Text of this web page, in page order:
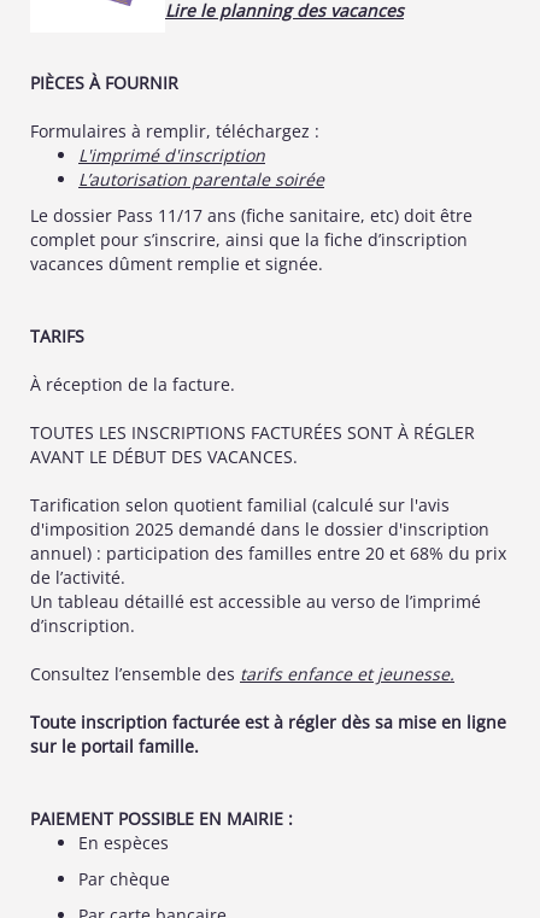
Lire le planning des vacances
PIÈCES À FOURNIR
Formulaires à remplir, téléchargez :
L'imprimé d'inscription
L’autorisation parentale soirée
Le dossier Pass 11/17 ans (fiche sanitaire, etc) doit être
complet pour s’inscrire, ainsi que la fiche d’inscription
vacances dûment remplie et signée.
TARIFS
À réception de la facture.
TOUTES LES INSCRIPTIONS FACTURÉES SONT À RÉGLER
AVANT LE DÉBUT DES VACANCES.
Tarification selon quotient familial (calculé sur l'avis
d'imposition 2025 demandé dans le dossier d'inscription
annuel) : participation des familles entre 20 et 68% du prix
de l’activité.
Un tableau détaillé est accessible au verso de l’imprimé
d’inscription.
Consultez l’ensemble des tarifs enfance et jeunesse.
Toute inscription facturée est à régler dès sa mise en ligne
sur le portail famille.
PAIEMENT POSSIBLE EN MAIRIE :
En espèces
Par chèque